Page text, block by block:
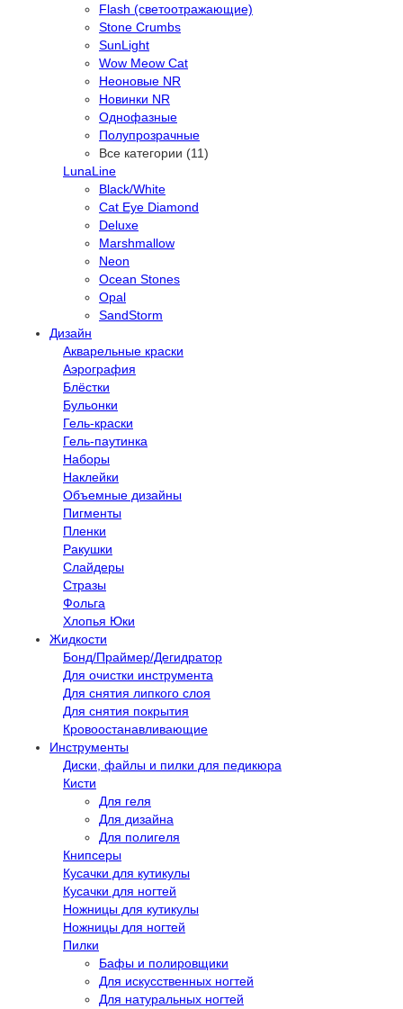
Flash (светоотражающие)
Stone Crumbs
SunLight
Wow Meow Cat
Неоновые NR
Новинки NR
Однофазные
Полупрозрачные
Все категории (11)
LunaLine
Black/White
Cat Eye Diamond
Deluxe
Marshmallow
Neon
Ocean Stones
Opal
SandStorm
Дизайн
Акварельные краски
Аэрография
Блёстки
Бульонки
Гель-краски
Гель-паутинка
Наборы
Наклейки
Объемные дизайны
Пигменты
Пленки
Ракушки
Слайдеры
Стразы
Фольга
Хлопья Юки
Жидкости
Бонд/Праймер/Дегидратор
Для очистки инструмента
Для снятия липкого слоя
Для снятия покрытия
Кровоостанавливающие
Инструменты
Диски, файлы и пилки для педикюра
Кисти
Для геля
Для дизайна
Для полигеля
Книпсеры
Кусачки для кутикулы
Кусачки для ногтей
Ножницы для кутикулы
Ножницы для ногтей
Пилки
Бафы и полировщики
Для искусственных ногтей
Для натуральных ногтей